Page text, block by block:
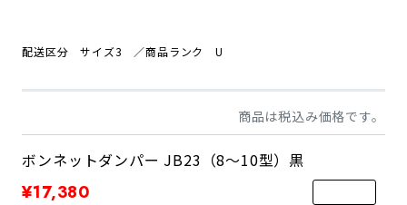
配送区分 サイズ3 ／商品ランク U
商品は税込み価格です。
ボンネットダンパー JB23（8～10型）黒
¥17,380